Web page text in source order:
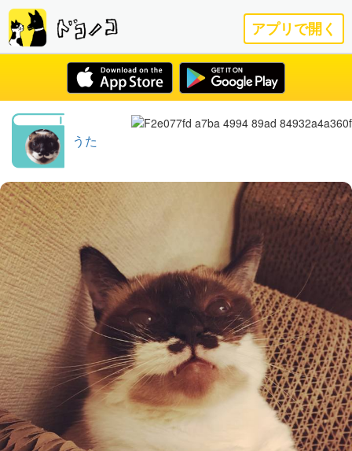
アプリで開く
うた